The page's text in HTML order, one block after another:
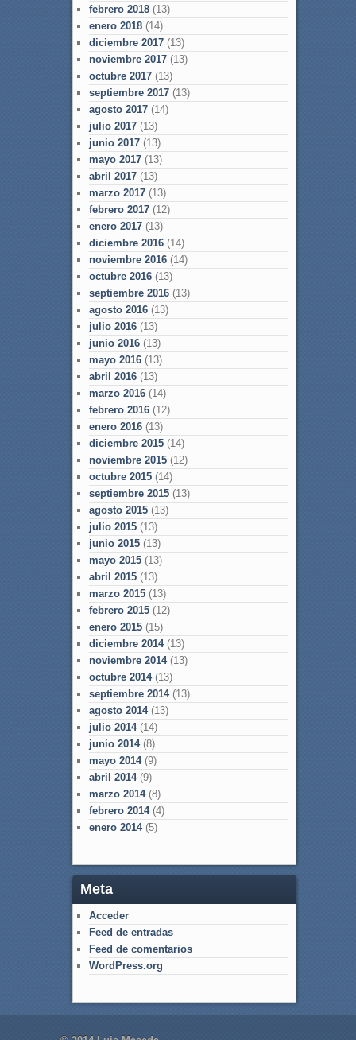
febrero 2018(13)
enero 2018(14)
diciembre 2017(13)
noviembre 2017(13)
octubre 2017(13)
septiembre 2017(13)
agosto 2017(14)
julio 2017(13)
junio 2017(13)
mayo 2017(13)
abril 2017(13)
marzo 2017(13)
febrero 2017(12)
enero 2017(13)
diciembre 2016(14)
noviembre 2016(14)
octubre 2016(13)
septiembre 2016(13)
agosto 2016(13)
julio 2016(13)
junio 2016(13)
mayo 2016(13)
abril 2016(13)
marzo 2016(14)
febrero 2016(12)
enero 2016(13)
diciembre 2015(14)
noviembre 2015(12)
octubre 2015(14)
septiembre 2015(13)
agosto 2015(13)
julio 2015(13)
junio 2015(13)
mayo 2015(13)
abril 2015(13)
marzo 2015(13)
febrero 2015(12)
enero 2015(15)
diciembre 2014(13)
noviembre 2014(13)
octubre 2014(13)
septiembre 2014(13)
agosto 2014(13)
julio 2014(14)
junio 2014(8)
mayo 2014(9)
abril 2014(9)
marzo 2014(8)
febrero 2014(4)
enero 2014(5)
Meta
Acceder
Feed de entradas
Feed de comentarios
WordPress.org